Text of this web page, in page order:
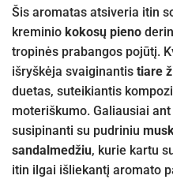
Šis aromatas atsiveria itin
kreminio kokosų pieno
tropinės prabangos pojūtį.
išryškėja svaiginantis tiare
duetas, suteikiantis
moteriškumo. Galiausiai
susipinanti su pudriniu
sandalmedžiu, kurie kartu
itin ilgai išliekantį aromato